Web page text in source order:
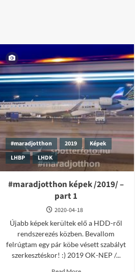
#maradjotthon 2019
Képek
LHBP
LHDK
#maradjotthon képek /2019/ –
part 1
2020-04-18
Újabb képek kerültek elő a HDD-ről
rendszerezés közben. Bevallom
felrúgtam egy pár köbe vésett szabályt
szerkesztéskor! :) 2019 OK-NEP /...
Read